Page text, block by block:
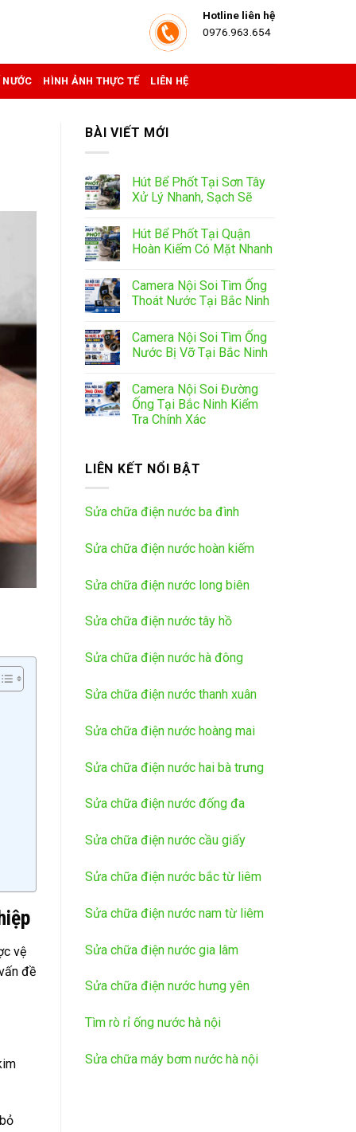
Hotline liên hệ
0976.963.654
NƯỚC HÌNH ẢNH THỰC TẾ LIÊN HỆ
vệ
đề
BÀI VIẾT MỚI
Hút Bể Phốt Tại Sơn Tây
Xử Lý Nhanh, Sạch Sẽ
Hút Bể Phốt Tại Quận
Hoàn Kiếm Có Mặt Nhanh
Camera Nội Soi Tìm Ống
Thoát Nước Tại Bắc Ninh
Camera Nội Soi Tìm Ống
Nước Bị Vỡ Tại Bắc Ninh
Camera Nội Soi Đường
Ống Tại Bắc Ninh Kiểm
Tra Chính Xác
LIÊN KẾT NỔI BẬT
Sửa chữa điện nước ba đình
Sửa chữa điện nước hoàn kiếm
Sửa chữa điện nước long biên
Sửa chữa điện nước tây hồ
Sửa chữa điện nước hà đông
Sửa chữa điện nước thanh xuân
Sửa chữa điện nước hoàng mai
Sửa chữa điện nước hai bà trưng
Sửa chữa điện nước đống đa
Sửa chữa điện nước cầu giấy
Sửa chữa điện nước bắc từ liêm
Sửa chữa điện nước nam từ liêm
Sửa chữa điện nước gia lâm
Sửa chữa điện nước hưng yên
Tìm rò rỉ ống nước hà nội
Sửa chữa máy bơm nước hà nội